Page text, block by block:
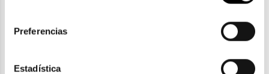
Preferencias
Estadística
2 colores